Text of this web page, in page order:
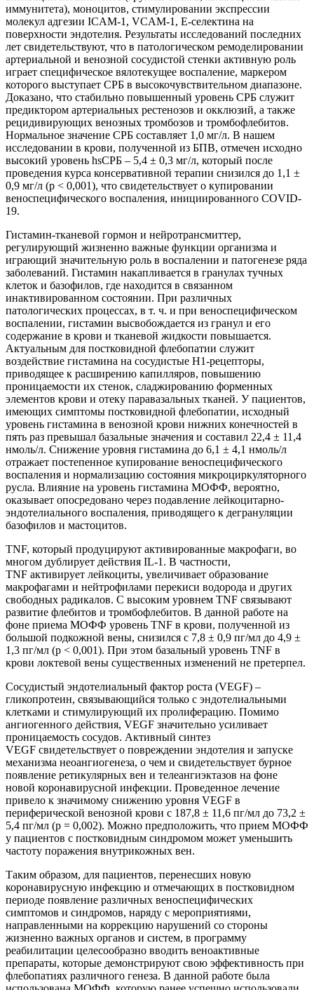
иммунитета), моноцитов, стимулировании экспрессии
молекул адгезии ICAM-1, VCAM-1, Е-селектина на
поверхности эндотелия. Результаты исследований последних
лет свидетельствуют, что в патологическом ремоделировании
артериальной и венозной сосудистой стенки активную роль
играет специфическое вялотекущее воспаление, маркером
которого выступает СРБ в высокочувствительном диапазоне.
Доказано, что стабильно повышенный уровень СРБ служит
предиктором артериальных рестенозов и окклюзий, а также
рецидивирующих венозных тромбозов и тромбофлебитов.
Нормальное значение СРБ составляет 1,0 мг/л. В нашем
исследовании в крови, полученной из БПВ, отмечен исходно
высокий уровень hsCРБ – 5,4 ± 0,3 мг/л, который после
проведения курса консервативной терапии снизился до 1,1 ±
0,9 мг/л (p < 0,001), что свидетельствует о купировании
веноспецифического воспаления, инициированного COVID-
19.
Гистамин-тканевой гормон и нейротрансмиттер,
регулирующий жизненно важные функции организма и
играющий значительную роль в воспалении и патогенезе ряда
заболеваний. Гистамин накапливается в гранулах тучных
клеток и базофилов, где находится в связанном
инактивированном состоянии. При различных
патологических процессах, в т. ч. и при веноспецифическом
воспалении, гистамин высвобождается из гранул и его
содержание в крови и тканевой жидкости повышается.
Актуальным для постковидной флебопатии служит
воздействие гистамина на сосудистые Н1-рецепторы,
приводящее к расширению капилляров, повышению
проницаемости их стенок, сладжированию форменных
элементов крови и отеку паравазальных тканей. У пациентов,
имеющих симптомы постковидной флебопатии, исходный
уровень гистамина в венозной крови нижних конечностей в
пять раз превышал базальные значения и составил 22,4 ± 11,4
нмоль/л. Снижение уровня гистамина до 6,1 ± 4,1 нмоль/л
отражает постепенное купирование веноспецифического
воспаления и нормализацию состояния микроциркуляторного
русла. Влияние на уровень гистамина МОФФ, вероятно,
оказывает опосредовано через подавление лейкоцитарно-
эндотелиального воспаления, приводящего к дегрануляции
базофилов и мастоцитов.
TNF, который продуцируют активированные макрофаги, во
многом дублирует действия IL-1. В частности,
TNF активирует лейкоциты, увеличивает образование
макрофагами и нейтрофилами перекиси водорода и других
свободных радикалов. С высоким уровнем TNF связывают
развитие флебитов и тромбофлебитов. В данной работе на
фоне приема МОФФ уровень TNF в крови, полученной из
большой подкожной вены, снизился с 7,8 ± 0,9 пг/мл до 4,9 ±
1,3 пг/мл (p < 0,001). При этом базальный уровень TNF в
крови локтевой вены существенных изменений не претерпел.
Сосудистый эндотелиальный фактор роста (VEGF) –
гликопротеин, связывающийся только с эндотелиальными
клетками и стимулирующий их пролиферацию. Помимо
ангиогенного действия, VEGF значительно усиливает
проницаемость сосудов. Активный синтез
VEGF свидетельствует о повреждении эндотелия и запуске
механизма неоангиогенеза, о чем и свидетельствует бурное
появление ретикулярных вен и телеангиэктазов на фоне
новой коронавирусной инфекции. Проведенное лечение
привело к значимому снижению уровня VEGF в
периферической венозной крови с 187,8 ± 11,6 пг/мл до 73,2 ±
5,4 пг/мл (p = 0,002). Можно предположить, что прием МОФФ
у пациентов с постковидным синдромом может уменьшить
частоту поражения внутрикожных вен.
Таким образом, для пациентов, перенесших новую
коронавирусную инфекцию и отмечающих в постковидном
периоде появление различных веноспецифических
симптомов и синдромов, наряду с мероприятиями,
направленными на коррекцию нарушений со стороны
жизненно важных органов и систем, в программу
реабилитации целесообразно вводить веноактивные
препараты, которые демонстрируют свою эффективность при
флебопатиях различного генеза. В данной работе была